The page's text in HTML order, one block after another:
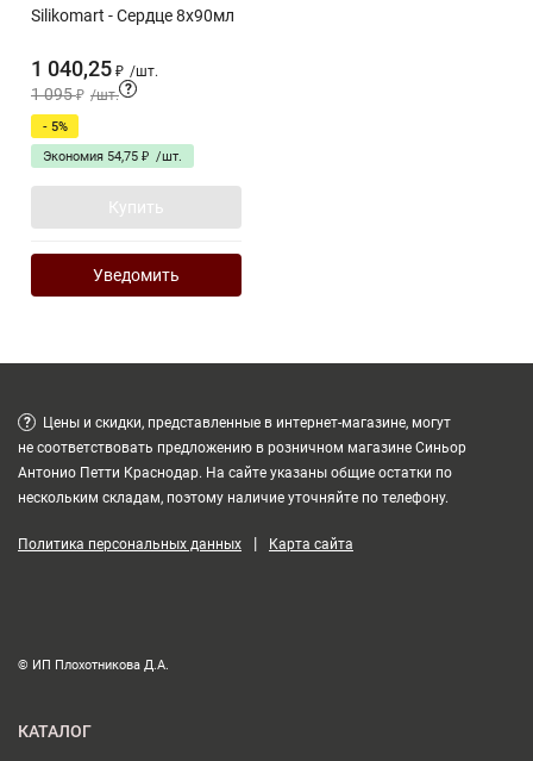
Silikomart - Сердце 8х90мл
1 040,25 ₽ /шт.
1 095 ₽ /шт. ?
- 5%
Экономия 54,75 ₽ /шт.
Купить
Уведомить
?
Цены и скидки, представленные в интернет-магазине, могут
не соответствовать предложению в розничном магазине Синьор
Антонио Петти Краснодар. На сайте указаны общие остатки по
нескольким складам, поэтому наличие уточняйте по телефону.
Политика персональных данных | Карта сайта
© ИП Плохотникова Д.А.
КАТАЛОГ